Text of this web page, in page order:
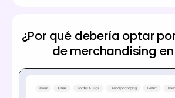
¿Por qué debería optar
de merchandising